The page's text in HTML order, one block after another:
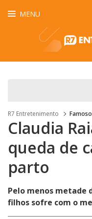
MENU
R7 Entretenimento
Claudia
queda de
parto
Pelo menos metade
filhos sofre com o